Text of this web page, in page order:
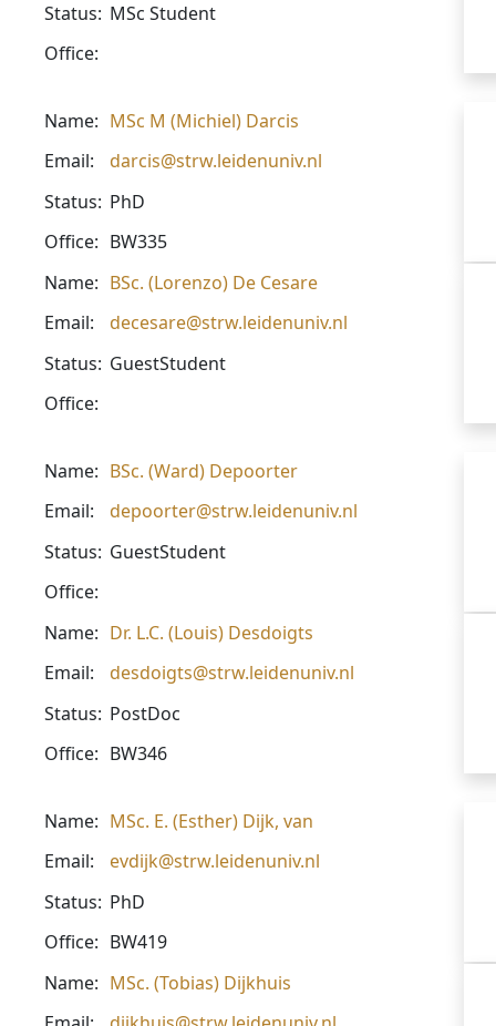
Status: MSc Student
Office:
Name: MSc M (Michiel) Darcis
Email:
darcis@strw.leidenuniv.nl
Status: PhD
Office: BW335
Name: BSc. (Lorenzo) De Cesare
Email:
decesare@strw.leidenuniv.nl
Status: GuestStudent
Office:
Name: BSc. (Ward) Depoorter
Email:
depoorter@strw.leidenuniv.nl
Status: GuestStudent
Office:
Name: Dr. L.C. (Louis) Desdoigts
Email:
desdoigts@strw.leidenuniv.nl
Status: PostDoc
Office: BW346
Name: MSc. E. (Esther) Dijk, van
Email:
evdijk@strw.leidenuniv.nl
Status: PhD
Office: BW419
Name: MSc. (Tobias) Dijkhuis